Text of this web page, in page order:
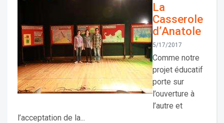
La
Casserole
d’Anatole
5/17/2017
Comme notre
projet éducatif
porte sur
l’ouverture à
l’autre et
l’acceptation de la...